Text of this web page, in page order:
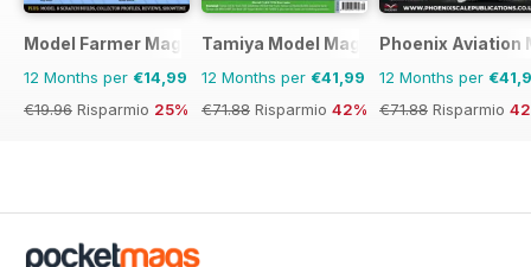
Model Farmer Magazine
12 Months per €14,99
€19.96 Risparmio 25%
Tamiya Model Magazine
12 Months per €41,99
€71.88 Risparmio 42%
Phoenix Aviation
12 Months per
€71.88 Risparmio